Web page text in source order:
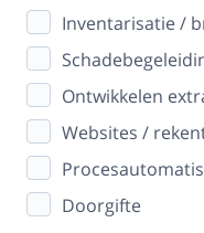
Inventarisatie /
Ontwikkelen
Websites /
Doorgifte